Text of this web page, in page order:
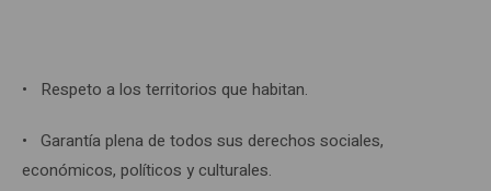
• Respeto a los territorios que habitan.
• Garantía plena de todos sus derechos sociales,
económicos, políticos y culturales.